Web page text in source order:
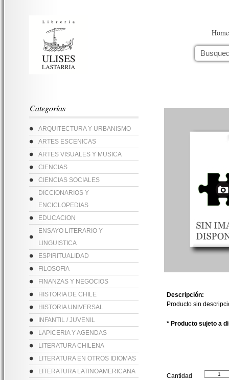
Home
Categorías
ARQUITECTURA Y URBANISMO
ARTES ESCENICAS
ARTES VISUALES Y MUSICA
CIENCIAS
CIENCIAS SOCIALES
DICCIONARIOS Y
ENCICLOPEDIAS
EDUCACION
ENSAYO LITERARIO Y
LINGUISTICA
ESPIRITUALIDAD
FILOSOFIA
FINANZAS Y NEGOCIOS
HISTORIA DE CHILE
HISTORIA UNIVERSAL
INFANTIL / JUVENIL
LAPICERIA Y AGENDAS
LITERATURA CHILENA
LITERATURA EN OTROS IDIOMAS
LITERATURA LATINOAMERICANA
Descripción:
Producto sin
* Producto sujeto a
Cantidad